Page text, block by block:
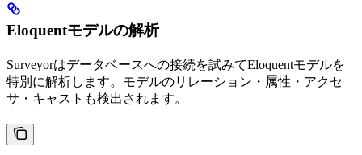
Eloquentモデルの解析
Surveyorはデータベースへの接続を試みてEloquentモデルを
特別に解析します。モデルのリレーション・属性・アクセ
サ・キャストも検出されます。